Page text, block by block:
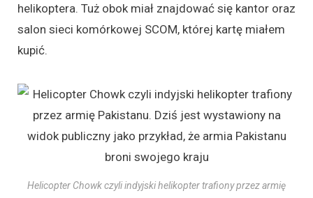
helikoptera. Tuż obok miał znajdować się kantor oraz
salon sieci komórkowej SCOM, której kartę miałem
kupić.
Helicopter Chowk czyli indyjski helikopter trafiony przez armię